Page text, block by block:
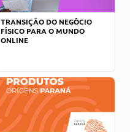
TRANSIÇÃO DO NEGÓCIO
FÍSICO PARA O MUNDO
ONLINE